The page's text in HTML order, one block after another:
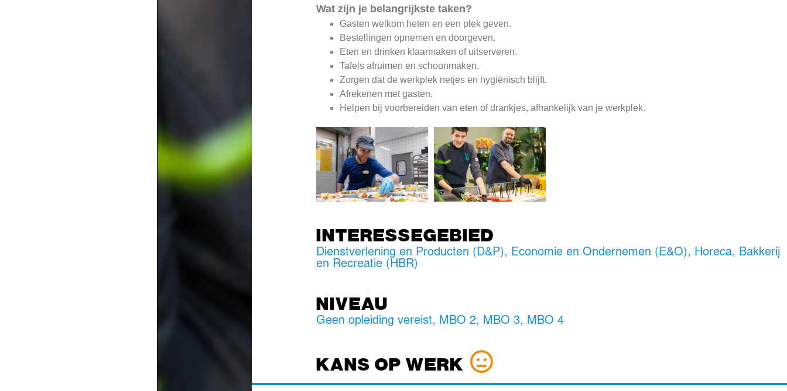
Wat zijn je belangrijkste taken?
Gasten welkom heten en een plek geven.
Bestellingen opnemen en doorgeven.
Eten en drinken klaarmaken of uitserveren.
Tafels afruimen en schoonmaken.
Zorgen dat de werkplek netjes en hygiënisch blijft.
Afrekenen met gasten.
Helpen bij voorbereiden van eten of drankjes, afhankelijk van je werkplek.
INTERESSEGEBIED
Dienstverlening en Producten (D&P), Economie en Ondernemen (E&O), Horeca, Bakkerij
en Recreatie (HBR)
NIVEAU
Geen opleiding vereist, MBO 2, MBO 3, MBO 4
KANS OP WERK